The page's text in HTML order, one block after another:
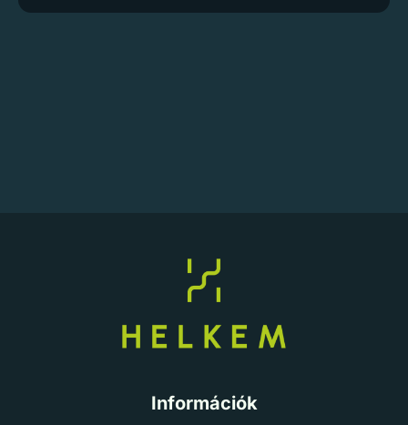
Információk